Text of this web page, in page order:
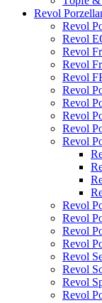
Revol
Revol
Revol
Revol
Revol
Revol
Revol
Revol
Revol
Revol
Revol
Revol
Revol
Revol
Revol
Revol
Revol
Revol
Revol